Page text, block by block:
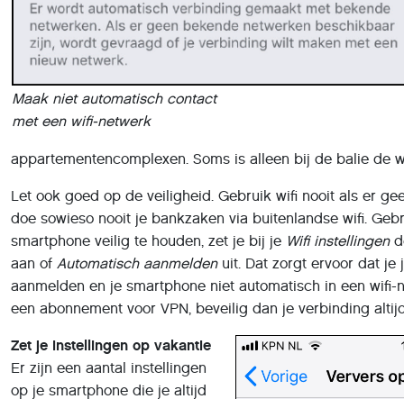
Maak niet automatisch contact
met een wifi-netwerk
appartementencomplexen. Soms is alleen bij de balie de
Let ook goed op de veiligheid. Gebruik wifi nooit als er
doe sowieso nooit je bankzaken via buitenlandse wifi.
smartphone veilig te houden, zet je bij je Wifi instellingen
aan of Automatisch aanmeldenuit. Dat zorgt ervoor dat je
aanmelden en je smartphone niet automatisch in een
een abonnement voor VPN, beveilig dan je verbinding
Zet je instellingen op vakantie
Er zijn een aantal instellingen
op je smartphone die je altijd